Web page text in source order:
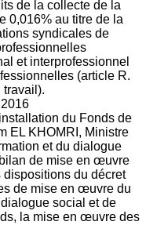
de la collecte de la
0,016% au titre de la
syndicales de
et interprofessionnel
(article R.
travail).
du Fonds de
EL KHOMRI, Ministre
et du dialogue
de mise en œuvre
du décret
de mise en œuvre du
social et de
la mise en œuvre des